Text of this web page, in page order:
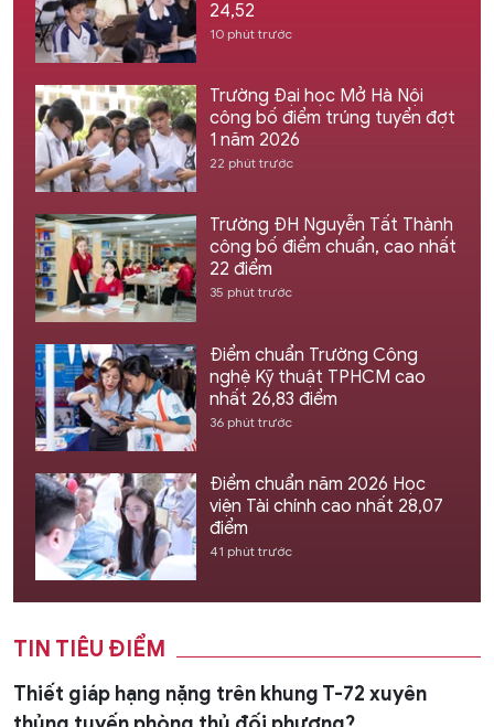
24,52
10 phút trước
Trường Đại học Mở Hà Nội
công bố điểm trúng tuyển đợt
1 năm 2026
22 phút trước
Trường ĐH Nguyễn Tất Thành
công bố điểm chuẩn, cao nhất
22 điểm
35 phút trước
Điểm chuẩn Trường Công
nghệ Kỹ thuật TPHCM cao
nhất 26,83 điểm
36 phút trước
Điểm chuẩn năm 2026 Học
viện Tài chính cao nhất 28,07
điểm
41 phút trước
TIN TIÊU ĐIỂM
Thiết giáp hạng nặng trên khung T-72 xuyên